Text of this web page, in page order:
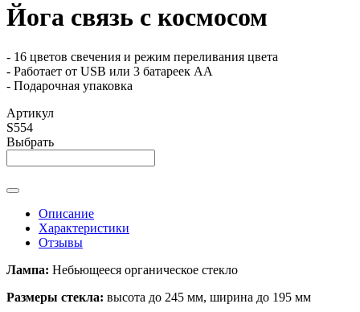
Йога связь с космосом
- 16 цветов свечения и режим переливания цвета
- Работает от USB или 3 батареек АА
- Подарочная упаковка
Артикул
S554
Выбрать
Описание
Характеристики
Отзывы
Лампа: Небьющееся органическое стекло
Размеры стекла: высота до 245 мм, ширина до 195 мм